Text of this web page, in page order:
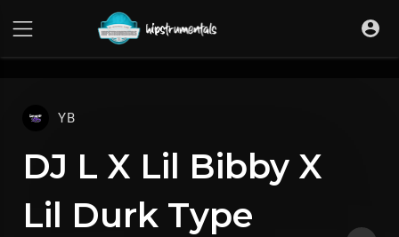
YB
DJ L X Lil Bibby X
Lil Durk Type